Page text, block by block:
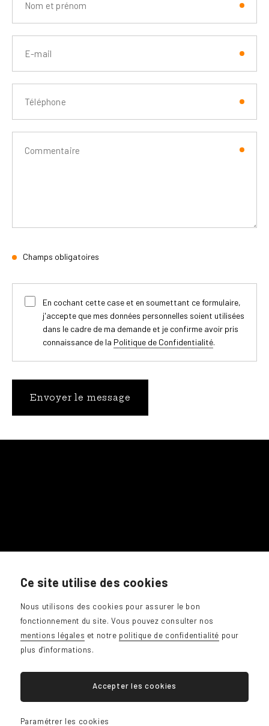
Champs obligatoires
En cochant cette case et en soumettant ce formulaire,
j'accepte que mes données personnelles soient utilisées
dans le cadre de ma demande et je confirme avoir pris
connaissance de la Politique de Confidentialité.
giotrottadesign@gmail.com
Ce site utilise des cookies
Nous utilisons des cookies pour assurer le bon
fonctionnement du site. Vous pouvez consulter nos
mentions légales et notre politique de confidentialité pour
plus d'informations.
Accepter les cookies
Paramétrer les cookies